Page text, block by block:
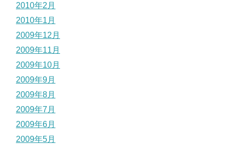
2010年2月
2010年1月
2009年12月
2009年11月
2009年10月
2009年9月
2009年8月
2009年7月
2009年6月
2009年5月